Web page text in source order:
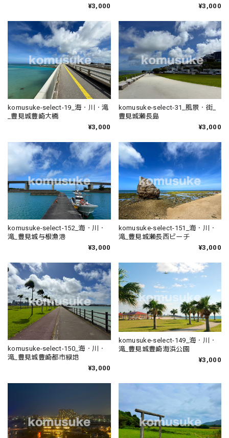
¥3,000
¥3,000
komusuke-select-19_海・川・滝
_豊見城豊崎大橋
¥3,000
komusuke-select-31_風景・街_
豊見城瀬長島
¥3,000
komusuke-select-152_海・川・
滝_豊見城与根漁港
¥3,000
komusuke-select-151_海・川・
滝_豊見城瀬長西ビーチ
¥3,000
komusuke-select-150_海・川・
滝_豊見城豊崎都市緑地
¥3,000
komusuke-select-149_海・川・
滝_豊見城豊崎海浜公園
¥3,000